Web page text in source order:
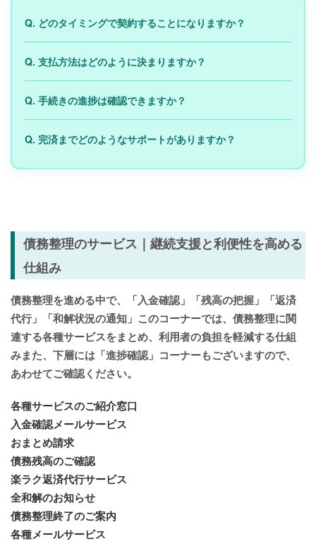
Q. どのタイミングで契約することになりますか？
Q. 支払方法はどのように決まりますか？
Q. 手続きの進捗は確認できますか？
Q. 完済までどのようなサポートがありますか？
債務整理のサービス｜継続支援と利便性を高める
仕組み
債務整理を進める中で、
「入金確認」「残高の把握」「返済
代行」「和解状況の通知」このコーナーでは、債務整理に関
連する各種サービスをまとめ、 利用者の負担を軽減する仕組
みまた、下層には「進捗確認」コーナーもございますので、
あわせてご確認ください。
各種サービスのご紹介窓口
入金確認メールサービス
おまとめ請求
債務残高のご確認
楽ラク返済代行サービス
全和解のお知らせ
債務整理終了のご案内
各種メールサービス